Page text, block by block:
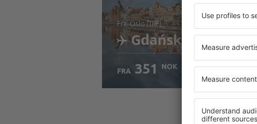
fra: Oslo (TRF)
Gdańsk
Sjekk informasjon
FRA 351 NOK